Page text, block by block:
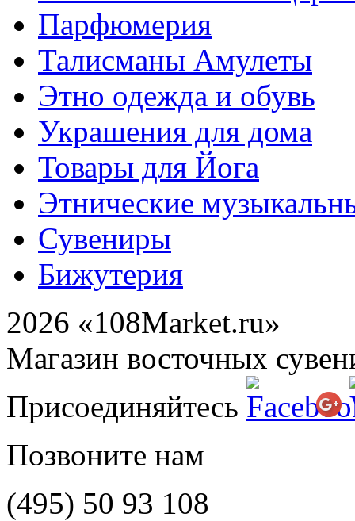
Парфюмерия
Талисманы Амулеты
Этно одежда и обувь
Украшения для дома
Товары для Йога
Этнические
Сувениры
Бижутерия
2026 «108Market.ru»
Магазин восточных
Присоединяйтесь
Позвоните нам
(495) 50 93 108